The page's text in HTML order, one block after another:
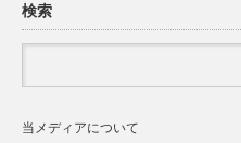
検索
当メディアについて